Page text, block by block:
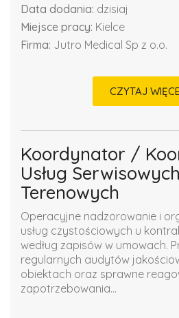
Data dodania: dzisiaj
Miejsce pracy: Kielce
Firma: Jutro Medical Sp z o.o.
CZYTAJ
Koordynator /
Usług
Terenowych
Operacyjne nadzorowanie i
usług czystościowych u
według zapisów w umowach.
regularnych audytów
obiektach oraz sprawne
zapotrzebowania...